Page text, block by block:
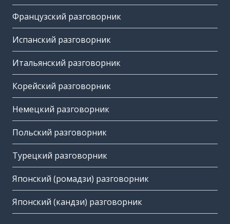
Французский разговорник
Испанский разговорник
Итальянский разговорник
Корейский разговорник
Немецкий разговорник
Польский разговорник
Турецкий разговорник
Японский (ромадзи) разговорник
Японский (кандзи) разговорник